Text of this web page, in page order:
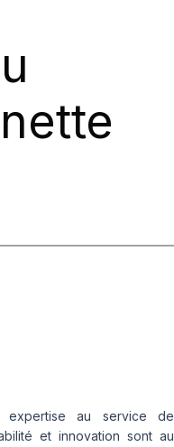
expertise au service de
et innovation sont au